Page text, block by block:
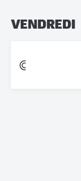
VENDREDI